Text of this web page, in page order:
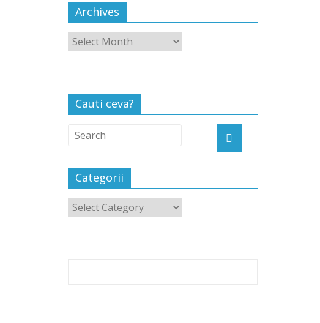
Archives
Cauti ceva?
Categorii